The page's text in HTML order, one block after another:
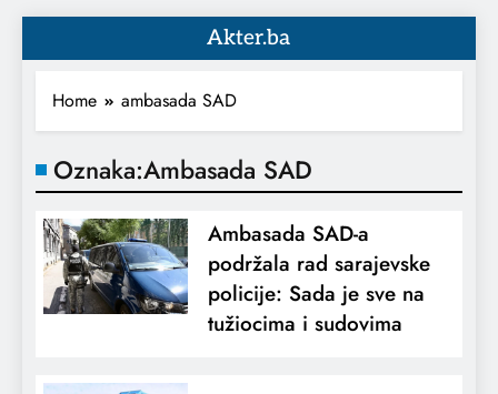
Akter.ba
Home ambasada SAD
Oznaka:Ambasada SAD
Ambasada SAD-a
podržala rad sarajevske
policije: Sada je sve na
tužiocima i sudovima